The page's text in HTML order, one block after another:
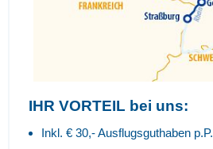
IHR VORTEIL bei uns:
Inkl. € 30,- Ausflugsguthaben p.P.